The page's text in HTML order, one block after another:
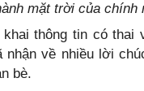
mặt trời của chính
thông tin có thai
nhận về nhiều lời
bè.